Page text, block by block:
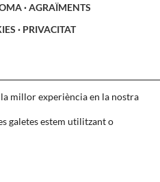
·AGRAÏMENTS
· PRIVACITAT
millor experiència en la nostra
galetes estem utilitzant o